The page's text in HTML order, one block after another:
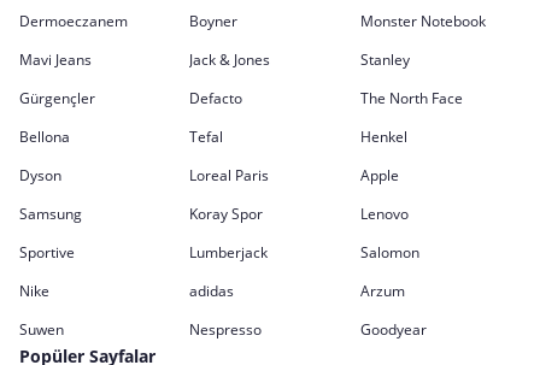
Dermoeczanem
Boyner
Monster Notebook
Mavi Jeans
Jack & Jones
Stanley
Gürgençler
Defacto
The North Face
Bellona
Tefal
Henkel
Dyson
Loreal Paris
Apple
Samsung
Koray Spor
Lenovo
Sportive
Lumberjack
Salomon
Nike
adidas
Arzum
Suwen
Nespresso Goodyear
Popüler Sayfalar